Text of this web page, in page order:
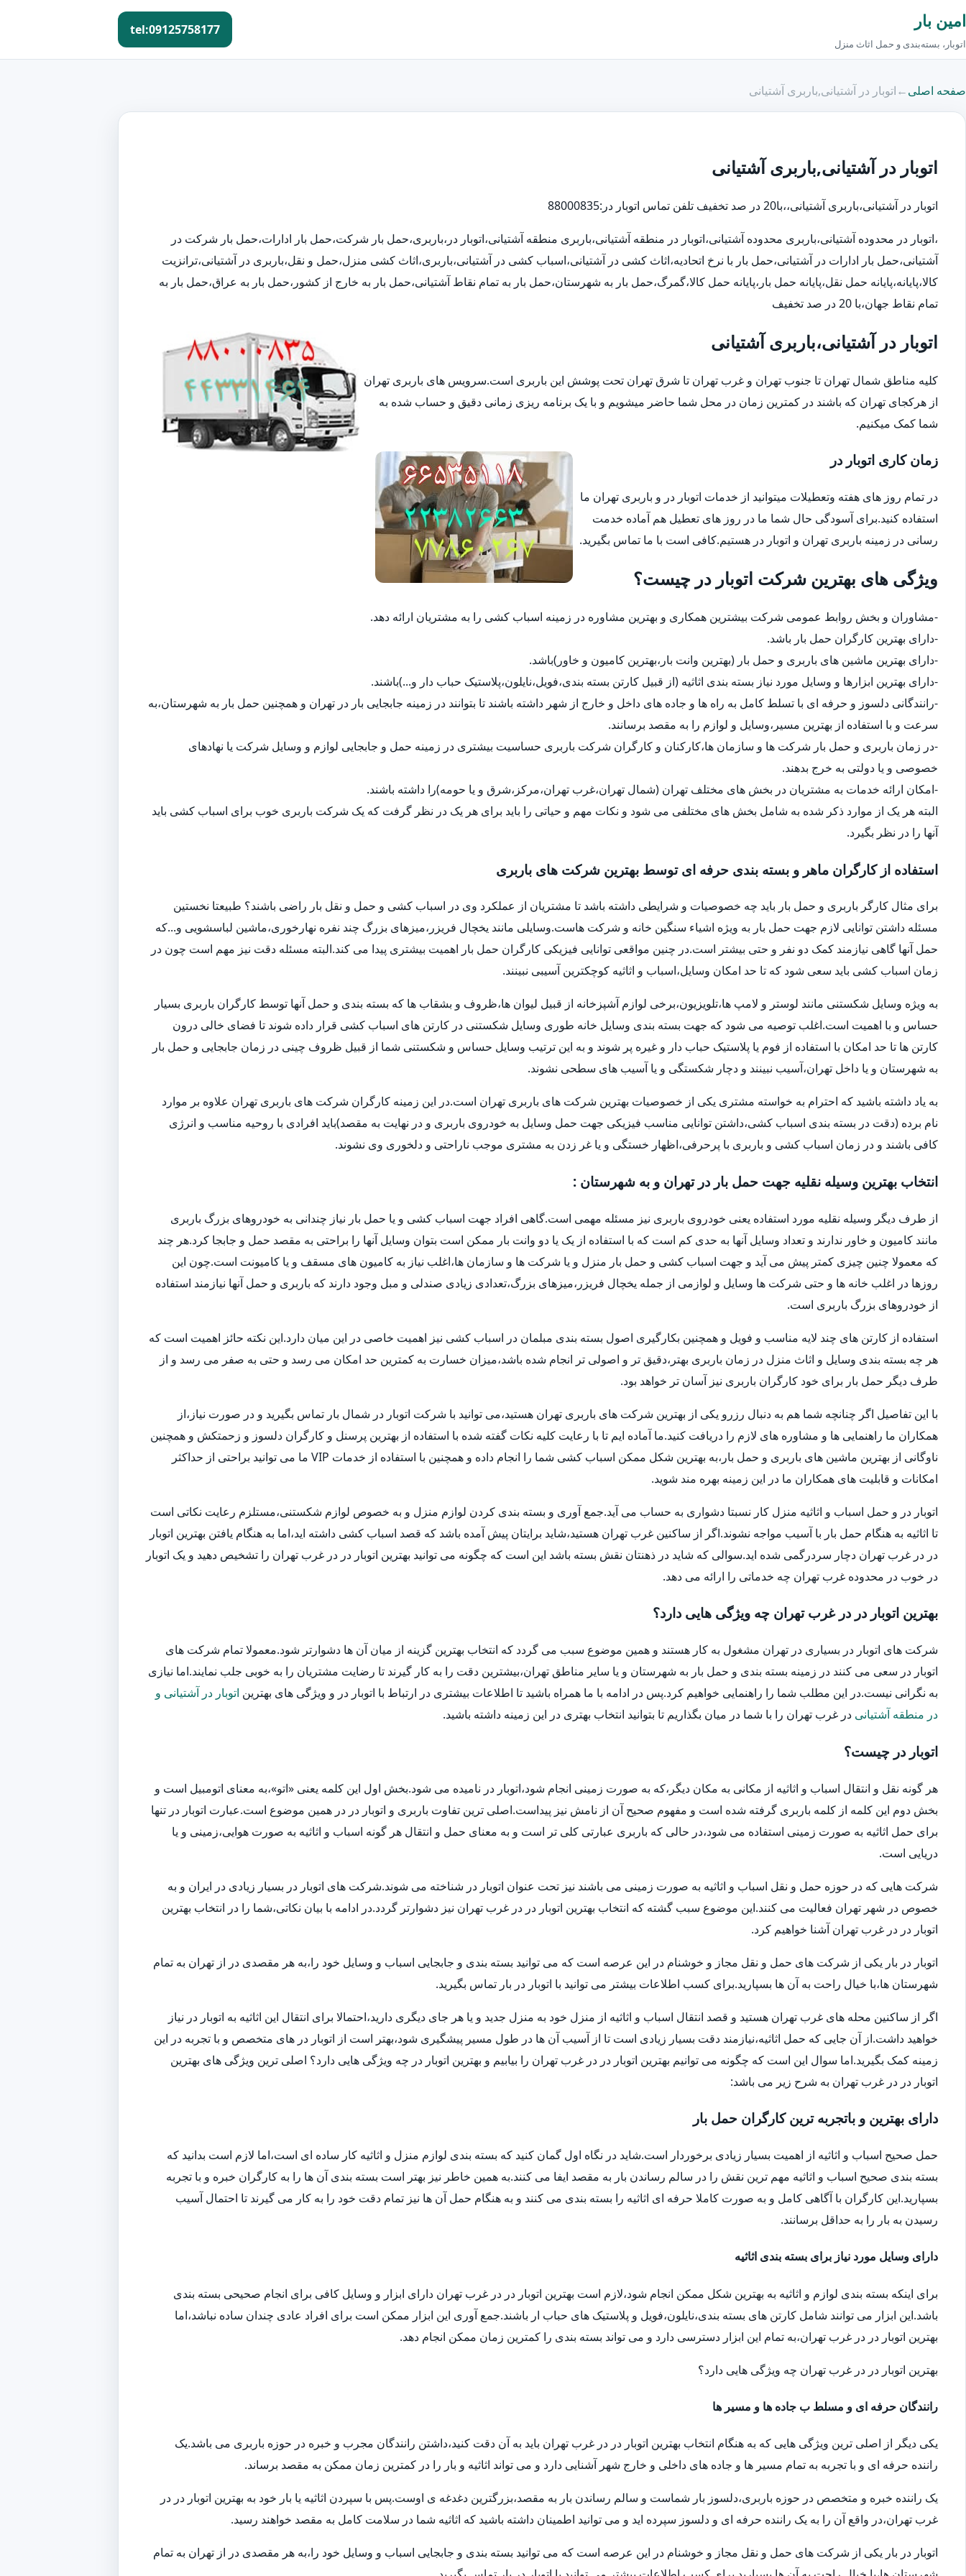
امین بار
اتوبار، بسته‌بندی و حمل اثاث منزل
tel:09125758177
صفحه اصلی←اتوبار در آشتیانی,باربری آشتیانی
اتوبار در آشتیانی,باربری آشتیانی
اتوبار در آشتیانی،باربری آشتیانی،،با20 در صد تخفیف تلفن تماس اتوبار در:88000835
،اتوبار در محدوده آشتیانی،باربری محدوده آشتیانی،اتوبار در منطقه آشتیانی،باربری منطقه آشتیانی،اتوبار در،باربری،حمل بار شرکت،حمل بار ادارات،حمل بار شرکت در
آشتیانی،حمل بار ادارات در آشتیانی،حمل بار با نرخ اتحادیه،اثاث کشی در آشتیانی،اسباب کشی در آشتیانی،باربری،اثاث کشی منزل،حمل و نقل،باربری در آشتیانی،ترانزیت
کالا،پایانه،پایانه حمل نقل،پایانه حمل بار،پایانه حمل کالا،گمرگ،حمل بار به شهرستان،حمل بار به تمام نقاط آشتیانی،حمل بار به خارج از کشور،حمل بار به عراق،حمل بار به
تمام نقاط جهان،با 20 در صد تخفیف
اتوبار در آشتیانی،باربری آشتیانی
کلیه مناطق شمال تهران تا جنوب تهران و غرب تهران تا شرق تهران تحت پوشش این باربری است.سرویس های باربری تهران
از هرکجای تهران که باشند در کمترین زمان در محل شما حاضر میشویم و با یک برنامه ریزی زمانی دقیق و حساب شده به
شما کمک میکنیم.
زمان کاری اتوبار در
در تمام روز های هفته وتعطیلات میتوانید از خدمات اتوبار در و باربری تهران ما
استفاده کنید.برای آسودگی حال شما ما در روز های تعطیل هم آماده خدمت
رسانی در زمینه باربری تهران و اتوبار در هستیم.کافی است با ما تماس بگیرید.
ویژگی های بهترین شرکت اتوبار در چیست؟
-مشاوران و بخش روابط عمومی شرکت بیشترین همکاری و بهترین مشاوره در زمینه اسباب کشی را به مشتریان ارائه دهد.
-دارای بهترین کارگران حمل بار باشد.
-دارای بهترین ماشین های باربری و حمل بار (بهترین وانت بار،بهترین کامیون و خاور)باشد.
-دارای بهترین ابزارها و وسایل مورد نیاز بسته بندی اثاثیه (از قبیل کارتن بسته بندی،فویل،نایلون،پلاستیک حباب دار و...)باشند.
-رانندگانی دلسوز و حرفه ای با تسلط کامل به راه ها و جاده های داخل و خارج از شهر داشته باشند تا بتوانند در زمینه جابجایی بار در تهران و همچنین حمل بار به شهرستان،به
سرعت و با استفاده از بهترین مسیر،وسایل و لوازم را به مقصد برسانند.
-در زمان باربری و حمل بار شرکت ها و سازمان ها،کارکنان و کارگران شرکت باربری حساسیت بیشتری در زمینه حمل و جابجایی لوازم و وسایل شرکت یا نهادهای
خصوصی و یا دولتی به خرج بدهند.
-امکان ارائه خدمات به مشتریان در بخش های مختلف تهران (شمال تهران،غرب تهران،مرکز،شرق و یا حومه)را داشته باشند.
البته هر یک از موارد ذکر شده به شامل بخش های مختلفی می شود و نکات مهم و حیاتی را باید برای هر یک در نظر گرفت که یک شرکت باربری خوب برای اسباب کشی باید
آنها را در نظر بگیرد.
استفاده از کارگران ماهر و بسته بندی حرفه ای توسط بهترین شرکت های باربری
برای مثال کارگر باربری و حمل بار باید چه خصوصیات و شرایطی داشته باشد تا مشتریان از عملکرد وی در اسباب کشی و حمل و نقل بار راضی باشند؟ طبیعتا نخستین
مسئله داشتن توانایی لازم جهت حمل بار به ویژه اشیاء سنگین خانه و شرکت هاست.وسایلی مانند یخچال فریزر،میزهای بزرگ چند نفره نهارخوری،ماشین لباسشویی و...که
حمل آنها گاهی نیازمند کمک دو نفر و حتی بیشتر است.در چنین مواقعی توانایی فیزیکی کارگران حمل بار اهمیت بیشتری پیدا می کند.البته مسئله دقت نیز مهم است چون در
زمان اسباب کشی باید سعی شود که تا حد امکان وسایل،اسباب و اثاثیه کوچکترین آسیبی نبینند.
به ویژه وسایل شکستنی مانند لوستر و لامپ ها،تلویزیون،برخی لوازم آشپزخانه از قبیل لیوان ها،ظروف و بشقاب ها که بسته بندی و حمل آنها توسط کارگران باربری بسیار
حساس و با اهمیت است.اغلب توصیه می شود که جهت بسته بندی وسایل خانه طوری وسایل شکستنی در کارتن های اسباب کشی قرار داده شوند تا فضای خالی درون
کارتن ها تا حد امکان با استفاده از فوم یا پلاستیک حباب دار و غیره پر شوند و به این ترتیب وسایل حساس و شکستنی شما از قبیل ظروف چینی در زمان جابجایی و حمل بار
به شهرستان و یا داخل تهران،آسیب نبینند و دچار شکستگی و یا آسیب های سطحی نشوند.
به یاد داشته باشید که احترام به خواسته مشتری یکی از خصوصیات بهترین شرکت های باربری تهران است.در این زمینه کارگران شرکت های باربری تهران علاوه بر موارد
نام برده (دقت در بسته بندی اسباب کشی،داشتن توانایی مناسب فیزیکی جهت حمل وسایل به خودروی باربری و در نهایت به مقصد)باید افرادی با روحیه مناسب و انرژی
کافی باشند و در زمان اسباب کشی و باربری با پرحرفی،اظهار خستگی و یا غر زدن به مشتری موجب ناراحتی و دلخوری وی نشوند.
انتخاب بهترین وسیله نقلیه جهت حمل بار در تهران و به شهرستان :
از طرف دیگر وسیله نقلیه مورد استفاده یعنی خودروی باربری نیز مسئله مهمی است.گاهی افراد جهت اسباب کشی و یا حمل بار نیاز چندانی به خودروهای بزرگ باربری
مانند کامیون و خاور ندارند و تعداد وسایل آنها به حدی کم است که با استفاده از یک یا دو وانت بار ممکن است بتوان وسایل آنها را براحتی به مقصد حمل و جابجا کرد.هر چند
که معمولا چنین چیزی کمتر پیش می آید و جهت اسباب کشی و حمل بار منزل و یا شرکت ها و سازمان ها،اغلب نیاز به کامیون های مسقف و یا کامیونت است.چون این
روزها در اغلب خانه ها و حتی شرکت ها وسایل و لوازمی از جمله یخچال فریزر،میزهای بزرگ،تعدادی زیادی صندلی و مبل وجود دارند که باربری و حمل آنها نیازمند استفاده
از خودروهای بزرگ باربری است.
استفاده از کارتن های چند لایه مناسب و فویل و همچنین بکارگیری اصول بسته بندی مبلمان در اسباب کشی نیز اهمیت خاصی در این میان دارد.این نکته حائز اهمیت است که
هر چه بسته بندی وسایل و اثاث منزل در زمان باربری بهتر،دقیق تر و اصولی تر انجام شده باشد،میزان خسارت به کمترین حد امکان می رسد و حتی به صفر می رسد و از
طرف دیگر حمل بار برای خود کارگران باربری نیز آسان تر خواهد بود.
با این تفاصیل اگر چنانچه شما هم به دنبال رزرو یکی از بهترین شرکت های باربری تهران هستید،می توانید با شرکت اتوبار در شمال بار تماس بگیرید و در صورت نیاز،از
همکاران ما راهنمایی ها و مشاوره های لازم را دریافت کنید.ما آماده ایم تا با رعایت کلیه نکات گفته شده با استفاده از بهترین پرسنل و کارگران دلسوز و زحمتکش و همچنین
ناوگانی از بهترین ماشین های باربری و حمل بار،به بهترین شکل ممکن اسباب کشی شما را انجام داده و همچنین با استفاده از خدمات VIP ما می توانید براحتی از حداکثر
امکانات و قابلیت های همکاران ما در این زمینه بهره مند شوید.
اتوبار در و حمل اسباب و اثاثیه منزل کار نسبتا دشواری به حساب می آید.جمع آوری و بسته بندی کردن لوازم منزل و به خصوص لوازم شکستنی،مستلزم رعایت نکاتی است
تا اثاثیه به هنگام حمل بار با آسیب مواجه نشوند.اگر از ساکنین غرب تهران هستید،شاید برایتان پیش آمده باشد که قصد اسباب کشی داشته اید،اما به هنگام یافتن بهترین اتوبار
در در غرب تهران دچار سردرگمی شده اید.سوالی که شاید در ذهنتان نقش بسته باشد این است که چگونه می توانید بهترین اتوبار در در غرب تهران را تشخیص دهید و یک اتوبار
در خوب در محدوده غرب تهران چه خدماتی را ارائه می دهد.
بهترین اتوبار در در غرب تهران چه ویژگی هایی دارد؟
شرکت های اتوبار در بسیاری در تهران مشغول به کار هستند و همین موضوع سبب می گردد که انتخاب بهترین گزینه از میان آن ها دشوارتر شود.معمولا تمام شرکت های
اتوبار در سعی می کنند در زمینه بسته بندی و حمل بار به شهرستان و یا سایر مناطق تهران،بیشترین دقت را به کار گیرند تا رضایت مشتریان را به خوبی جلب نمایند.اما نیازی
به نگرانی نیست.در این مطلب شما را راهنمایی خواهیم کرد.پس در ادامه با ما همراه باشید تا اطلاعات بیشتری در ارتباط با اتوبار در و ویژگی های بهترین اتوبار در آشتیانی و
در منطقه آشتیانی در غرب تهران را با شما در میان بگذاریم تا بتوانید انتخاب بهتری در این زمینه داشته باشید.
اتوبار در چیست؟
هر گونه نقل و انتقال اسباب و اثاثیه از مکانی به مکان دیگر،که به صورت زمینی انجام شود،اتوبار در نامیده می شود.بخش اول این کلمه یعنی «اتو»،به معنای اتومبیل است و
بخش دوم این کلمه از کلمه باربری گرفته شده است و مفهوم صحیح آن از نامش نیز پیداست.اصلی ترین تفاوت باربری و اتوبار در در همین موضوع است.عبارت اتوبار در تنها
برای حمل اثاثیه به صورت زمینی استفاده می شود،در حالی که باربری عبارتی کلی تر است و به معنای حمل و انتقال هر گونه اسباب و اثاثیه به صورت هوایی،زمینی و یا
دریایی است.
شرکت هایی که در حوزه حمل و نقل اسباب و اثاثیه به صورت زمینی می باشند نیز تحت عنوان اتوبار در شناخته می شوند.شرکت های اتوبار در بسیار زیادی در ایران و به
خصوص در شهر تهران فعالیت می کنند.این موضوع سبب گشته که انتخاب بهترین اتوبار در در غرب تهران نیز دشوارتر گردد.در ادامه با بیان نکاتی،شما را در انتخاب بهترین
اتوبار در در غرب تهران آشنا خواهیم کرد.
اتوبار در بار یکی از شرکت های حمل و نقل مجاز و خوشنام در این عرصه است که می توانید بسته بندی و جابجایی اسباب و وسایل خود را،به هر مقصدی در از تهران به تمام
شهرستان ها،با خیال راحت به آن ها بسپارید.برای کسب اطلاعات بیشتر می توانید با اتوبار در بار تماس بگیرید.
اگر از ساکنین محله های غرب تهران هستید و قصد انتقال اسباب و اثاثیه از منزل خود به منزل جدید و یا هر جای دیگری دارید،احتمالا برای انتقال این اثاثیه به اتوبار در نیاز
خواهید داشت.از آن جایی که حمل اثاثیه،نیازمند دقت بسیار زیادی است تا از آسیب آن ها در طول مسیر پیشگیری شود،بهتر است از اتوبار در های متخصص و با تجربه در این
زمینه کمک بگیرید.اما سوال این است که چگونه می توانیم بهترین اتوبار در در غرب تهران را بیابیم و بهترین اتوبار در چه ویژگی هایی دارد؟ اصلی ترین ویژگی های بهترین
اتوبار در در غرب تهران به شرح زیر می باشد:
دارای بهترین و باتجربه ترین کارگران حمل بار
حمل صحیح اسباب و اثاثیه از اهمیت بسیار زیادی برخوردار است.شاید در نگاه اول گمان کنید که بسته بندی لوازم منزل و اثاثیه کار ساده ای است،اما لازم است بدانید که
بسته بندی صحیح اسباب و اثاثیه مهم ترین نقش را در سالم رساندن بار به مقصد ایفا می کنند.به همین خاطر نیز بهتر است بسته بندی آن ها را به کارگران خبره و با تجربه
بسپارید.این کارگران با آگاهی کامل و به صورت کاملا حرفه ای اثاثیه را بسته بندی می کنند و به هنگام حمل آن ها نیز تمام دقت خود را به کار می گیرند تا احتمال آسیب
رسیدن به بار را به حداقل برسانند.
دارای وسایل مورد نیاز برای بسته بندی اثاثیه
برای اینکه بسته بندی لوازم و اثاثیه به بهترین شکل ممکن انجام شود،لازم است بهترین اتوبار در در غرب تهران دارای ابزار و وسایل کافی برای انجام صحیحی بسته بندی
باشد.این ابزار می توانند شامل کارتن های بسته بندی،نایلون،فویل و پلاستیک های حباب ار باشند.جمع آوری این ابزار ممکن است برای افراد عادی چندان ساده نباشد،اما
بهترین اتوبار در در غرب تهران،به تمام این ابزار دسترسی دارد و می تواند بسته بندی را کمترین زمان ممکن انجام دهد.
بهترین اتوبار در در غرب تهران چه ویژگی هایی دارد؟
رانندگان حرفه ای و مسلط ب جاده ها و مسیر ها
یکی دیگر از اصلی ترین ویژگی هایی که به هنگام انتخاب بهترین اتوبار در در غرب تهران باید به آن دقت کنید،داشتن رانندگان مجرب و خبره در حوزه باربری می باشد.یک
راننده حرفه ای و با تجربه به تمام مسیر ها و جاده های داخلی و خارج شهر آشنایی دارد و می تواند اثاثیه و بار را در کمترین زمان ممکن به مقصد برساند.
یک راننده خبره و متخصص در حوزه باربری،دلسوز بار شماست و سالم رساندن بار به مقصد،بزرگترین دغدغه ی اوست.پس با سپردن اثاثیه یا بار خود به بهترین اتوبار در در
غرب تهران،در واقع آن را به یک راننده حرفه ای و دلسوز سپرده اید و می توانید اطمینان داشته باشید که اثاثیه شما در سلامت کامل به مقصد خواهند رسید.
اتوبار در بار یکی از شرکت های حمل و نقل مجاز و خوشنام در این عرصه است که می توانید بسته بندی و جابجایی اسباب و وسایل خود را،به هر مقصدی در از تهران به تمام